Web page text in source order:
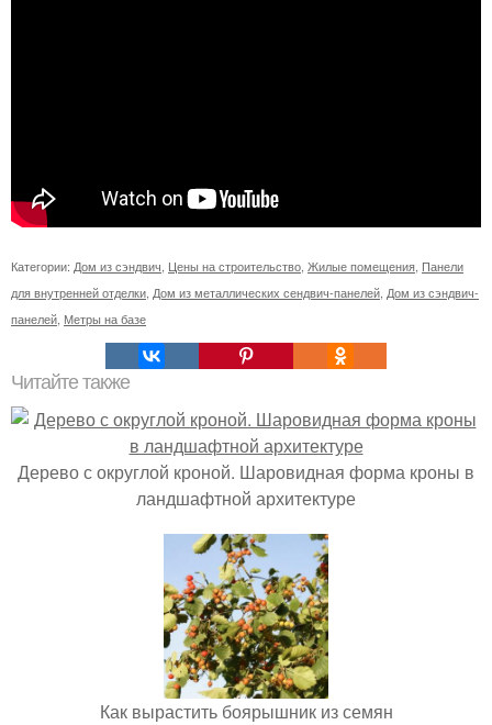
Категории: Дом из сэндвич Цены на строительство Жилые помещения Панели
для внутренней отделки Дом из металлических сендвич-панелей Дом из сэндвич-
панелей Метры на базе
Читайте также
Дерево с округлой кроной. Шаровидная форма кроны в
ландшафтной архитектуре
Как вырастить боярышник из семян